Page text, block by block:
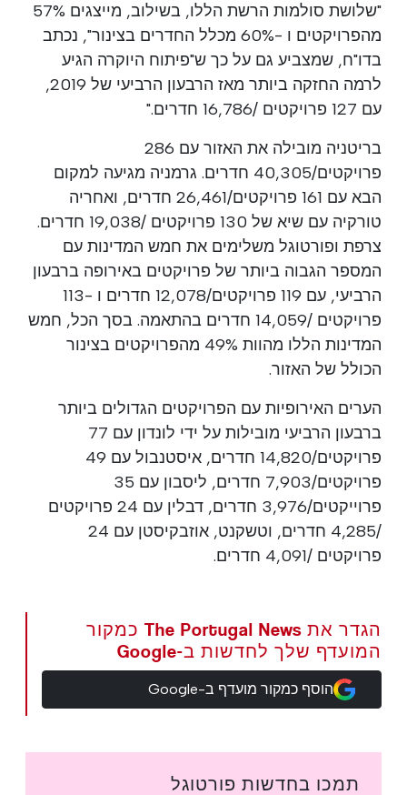
"שלושת סולמות הרשת הללו, בשילוב, מייצגים 57%
מהפרויקטים ו -60% מכלל החדרים בצינור", נכתב
בדו"ח, שמצביע גם על כך ש"פיתוח היוקרה הגיע
לרמה החזקה ביותר מאז הרבעון הרביעי של 2019,
עם 127 פרויקטים /16,786 חדרים."
בריטניה מובילה את האזור עם 286
פרויקטים/40,305 חדרים. גרמניה מגיעה למקום
הבא עם 161 פרויקטים/26,461 חדרים, ואחריה
טורקיה עם שיא של 130 פרויקטים /19,038 חדרים.
צרפת ופורטוגל משלימים את חמש המדינות עם
המספר הגבוה ביותר של פרויקטים באירופה ברבעון
הרביעי, עם 119 פרויקטים/12,078 חדרים ו -113
פרויקטים /14,059 חדרים בהתאמה. בסך הכל, חמש
המדינות הללו מהוות 49% מהפרויקטים בצינור
הכולל של האזור.
הערים האירופיות עם הפרויקטים הגדולים ביותר
ברבעון הרביעי מובילות על ידי לונדון עם 77
פרויקטים/14,820 חדרים, איסטנבול עם 49
פרויקטים/7,903 חדרים, ליסבון עם 35
פרוייקטים/3,976 חדרים, דבלין עם 24 פרויקטים
/4,285 חדרים, וטשקנט, אוזבקיסטן עם 24
פרויקטים /4,091 חדרים.
הגדר את The Portugal News כמקור
המועדף שלך לחדשות ב-Google
הוסף כמקור מועדף ב-Google
תמכו בחדשות פורטוגל